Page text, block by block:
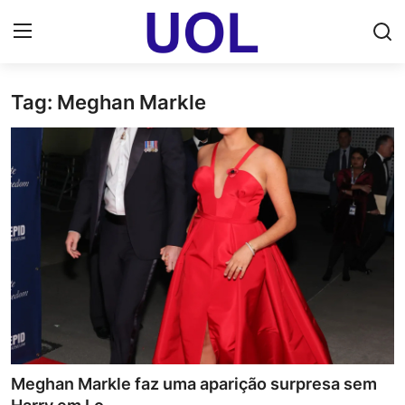
Login Registrar
Home
UOL Email Entrar
UOL ADS
Uol pt Bate Papo Gratis
Economia
Dólar Cotação de Hoje
Tag: Meghan Markle
Meghan Markle faz uma aparição surpresa sem